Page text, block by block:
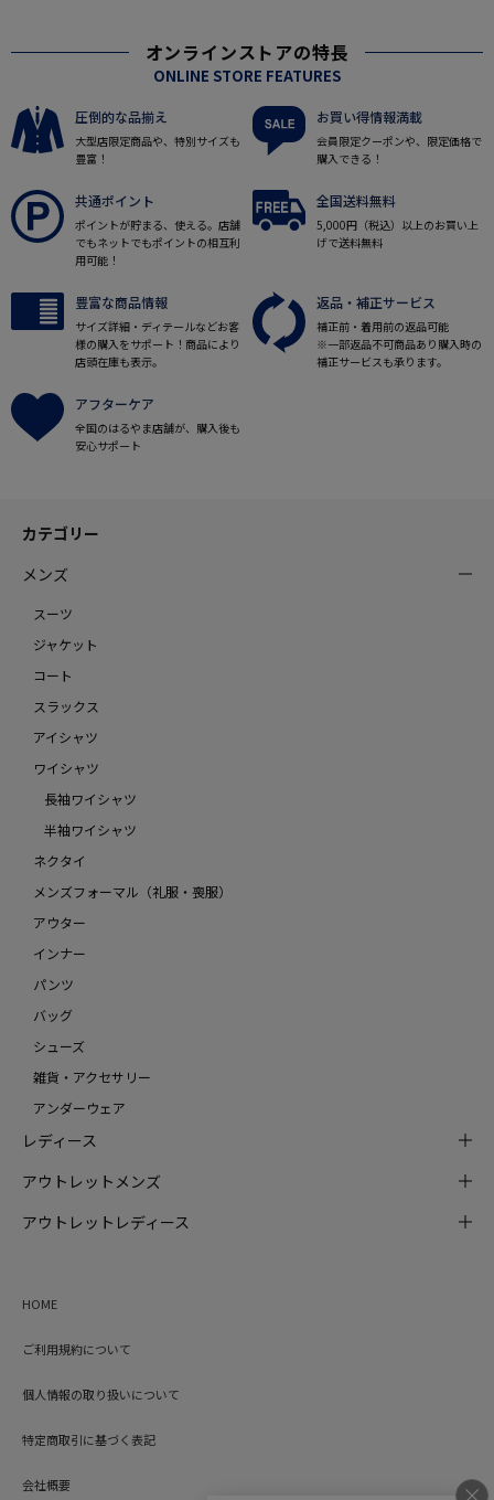
オンラインストアの特長
ONLINE STORE FEATURES
圧倒的な品揃え
大型店限定商品や、特別サイズも
豊富！
お買い得情報満載
会員限定クーポンや、限定価格で
購入できる！
共通ポイント
ポイントが貯まる、使える。店舗
でもネットでもポイントの相互利
用可能！
全国送料無料
5,000円（税込）以上のお買い上
げで送料無料
豊富な商品情報
サイズ詳細・ディテールなどお客
様の購入をサポート！商品により
店頭在庫も表示。
返品・補正サービス
補正前・着用前の返品可能
※一部返品不可商品あり購入時の
補正サービスも承ります。
アフターケア
全国のはるやま店舗が、購入後も
安心サポート
カテゴリー
メンズ
スーツ
ジャケット
コート
スラックス
アイシャツ
ワイシャツ
長袖ワイシャツ
半袖ワイシャツ
ネクタイ
メンズフォーマル（礼服・喪服）
アウター
インナー
パンツ
バッグ
シューズ
雑貨・アクセサリー
アンダーウェア
レディース
アウトレットメンズ
アウトレットレディース
HOME
ご利用規約について
個人情報の取り扱いについて
特定商取引に基づく表記
会社概要